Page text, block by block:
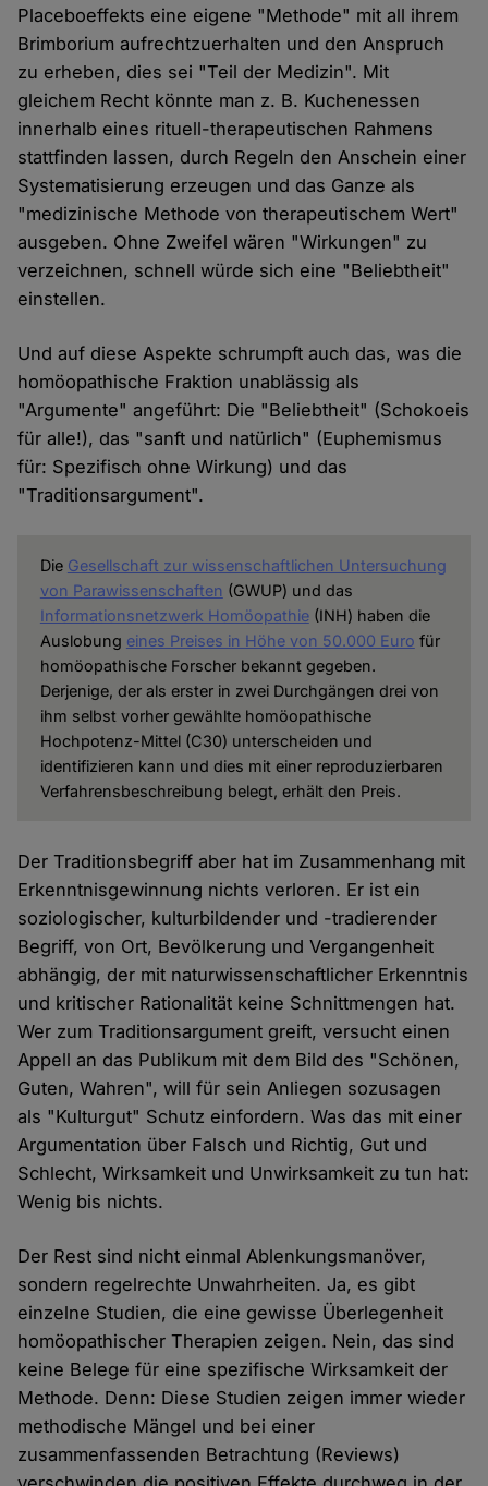
Placeboeffekts eine eigene "Methode" mit all ihrem
Brimborium aufrechtzuerhalten und den Anspruch
zu erheben, dies sei "Teil der Medizin". Mit
gleichem Recht könnte man z. B. Kuchenessen
innerhalb eines rituell-therapeutischen Rahmens
stattfinden lassen, durch Regeln den Anschein einer
Systematisierung erzeugen und das Ganze als
"medizinische Methode von therapeutischem Wert"
ausgeben. Ohne Zweifel wären "Wirkungen" zu
verzeichnen, schnell würde sich eine "Beliebtheit"
einstellen.
Und auf diese Aspekte schrumpft auch das, was die
homöopathische Fraktion unablässig als
"Argumente" angeführt: Die "Beliebtheit" (Schokoeis
für alle!), das "sanft und natürlich" (Euphemismus
für: Spezifisch ohne Wirkung) und das
"Traditionsargument".
Die Gesellschaft zur wissenschaftlichen Untersuchung
von Parawissenschaften (GWUP) und das
Informationsnetzwerk Homöopathie(INH) haben die
Auslobung eines Preises in Höhe von 50.000 Euro für
homöopathische Forscher bekannt gegeben.
Derjenige, der als erster in zwei Durchgängen drei von
ihm selbst vorher gewählte homöopathische
Hochpotenz-Mittel (C30) unterscheiden und
identifizieren kann und dies mit einer reproduzierbaren
Verfahrensbeschreibung belegt, erhält den Preis.
Der Traditionsbegriff aber hat im Zusammenhang mit
Erkenntnisgewinnung nichts verloren. Er ist ein
soziologischer, kulturbildender und -tradierender
Begriff, von Ort, Bevölkerung und Vergangenheit
abhängig, der mit naturwissenschaftlicher Erkenntnis
und kritischer Rationalität keine Schnittmengen hat.
Wer zum Traditionsargument greift, versucht einen
Appell an das Publikum mit dem Bild des "Schönen,
Guten, Wahren", will für sein Anliegen sozusagen
als "Kulturgut" Schutz einfordern. Was das mit einer
Argumentation über Falsch und Richtig, Gut und
Schlecht, Wirksamkeit und Unwirksamkeit zu tun hat:
Wenig bis nichts.
Der Rest sind nicht einmal Ablenkungsmanöver,
sondern regelrechte Unwahrheiten. Ja, es gibt
einzelne Studien, die eine gewisse Überlegenheit
homöopathischer Therapien zeigen. Nein, das sind
keine Belege für eine spezifische Wirksamkeit der
Methode. Denn: Diese Studien zeigen immer wieder
methodische Mängel und bei einer
zusammenfassenden Betrachtung (Reviews)